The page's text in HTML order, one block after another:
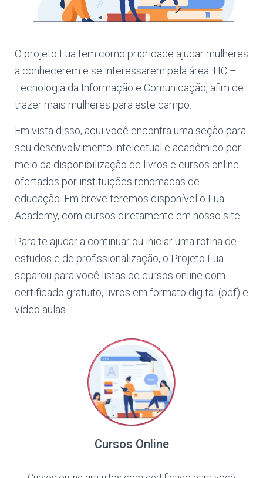
O projeto Lua tem como prioridade ajudar mulheres
a conhecerem e se interessarem pela área TIC –
Tecnologia da Informação e Comunicação, afim de
trazer mais mulheres para este campo.
Em vista disso, aqui você encontra uma seção para
seu desenvolvimento intelectual e acadêmico por
meio da disponibilização de livros e cursos online
ofertados por instituições renomadas de
educação. Em breve teremos disponível o Lua
Academy, com cursos diretamente em nosso site
Para te ajudar a continuar ou iniciar uma rotina de
estudos e de profissionalização, o Projeto Lua
separou para você listas de cursos online com
certificado gratuito, livros em formato digital (pdf) e
vídeo aulas.
Cursos Online